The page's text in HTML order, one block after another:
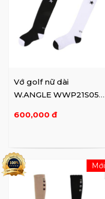
Vớ golf nữ dài
W.ANGLE WWP21S05 -
600,000 đ
Mới